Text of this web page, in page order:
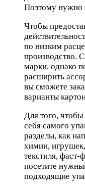
Поэтому нужно
Чтобы
по низким
производство.
марки, однако
расширить
вы сможете
варианты
Для того,
себя самого
разделы, как
химии,
текстиля,
посетите
подходящие